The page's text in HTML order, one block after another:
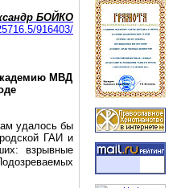
БОЙКО
916403/
МВД
удалось бы
ГАИ и
взрывные